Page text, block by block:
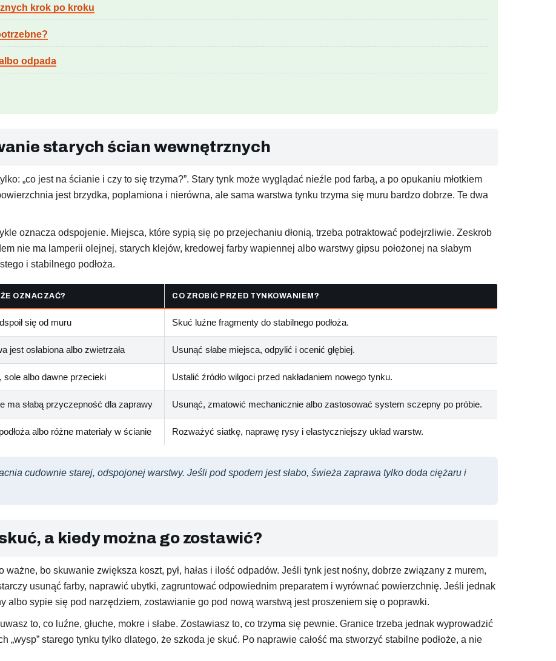
krok po kroku
odpada
starych ścian wewnętrznych
„co jest na ścianie i czy to się trzyma?”. Stary tynk może wyglądać nieźle pod farbą, a po opukaniu młotkiem
jest brzydka, poplamiona i nierówna, ale sama warstwa tynku trzyma się muru bardzo dobrze. Te dwa
oznacza odspojenie. Miejsca, które sypią się po przejechaniu dłonią, trzeba potraktować podejrzliwie. Zeskrob
nie ma lamperii olejnej, starych klejów, kredowej farby wapiennej albo warstwy gipsu położonej na słabym
i stabilnego podłoża.
OZNACZAĆ? CO ZROBIĆ PRZED TYNKOWANIEM?
się od muru Skuć luźne fragmenty do stabilnego podłoża.
jest osłabiona albo zwietrzała Usunąć słabe miejsca, odpylić i ocenić głębiej.
sole albo dawne przecieki Ustalić źródło wilgoci przed nakładaniem nowego tynku.
ma słabą przyczepność dla zaprawy Usunąć, zmatowić mechanicznie albo zastosować system sczepny po próbie.
albo różne materiały w ścianie Rozważyć siatkę, naprawę rysy i elastyczniejszy układ warstw.
cudownie starej, odspojonej warstwy. Jeśli pod spodem jest słabo, świeża zaprawa tylko doda ciężaru i
a kiedy można go zostawić?
ważne, bo skuwanie zwiększa koszt, pył, hałas i ilość odpadów. Jeśli tynk jest nośny, dobrze związany z murem,
usunąć farby, naprawić ubytki, zagruntować odpowiednim preparatem i wyrównać powierzchnię. Jeśli jednak
albo sypie się pod narzędziem, zostawianie go pod nową warstwą jest proszeniem się o poprawki.
to, co luźne, głuche, mokre i słabe. Zostawiasz to, co trzyma się pewnie. Granice trzeba jednak wyprowadzić
„wysp” starego tynku tylko dlatego, że szkoda je skuć. Po naprawie całość ma stworzyć stabilne podłoże, a nie